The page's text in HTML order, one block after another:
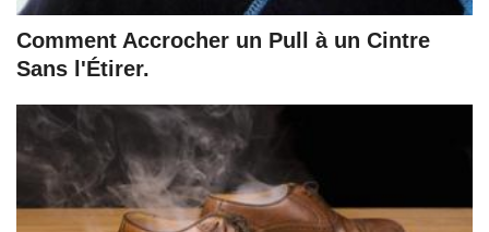
Comment Accrocher un Pull à un Cintre
Sans l'Étirer.